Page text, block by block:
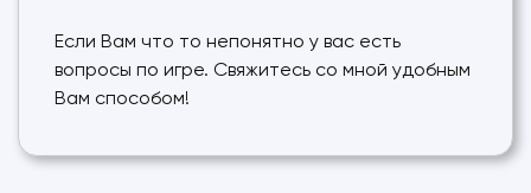
Если Вам что то непонятно у вас есть
вопросы по игре. Свяжитесь со мной удобным
Вам способом!